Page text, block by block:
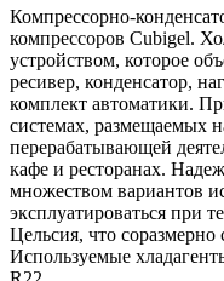
Компрессорно-
компрессоров Cubigel.
устройством, которое
ресивер, конденсатор,
комплект автоматики.
системах, размещаемых
перерабатывающей
кафе и ресторанах.
множеством вариантов
эксплуатироваться при
Цельсия, что
Используемые